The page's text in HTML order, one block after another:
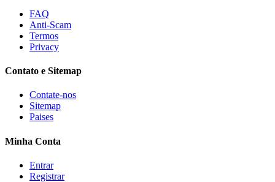
FAQ
Anti-Scam
Termos
Privacy
Contato e Sitemap
Contate-nos
Sitemap
Paises
Minha Conta
Entrar
Registrar